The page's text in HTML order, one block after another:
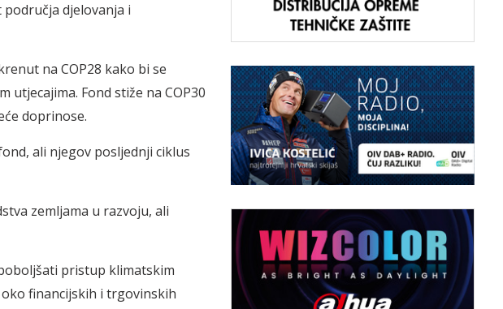
djelovanja i
na COP28 kako bi se
Fond stiže na COP30
doprinose.
ali njegov posljednji ciklus
zemljama u razvoju, ali
pristup klimatskim
financijskih i trgovinskih